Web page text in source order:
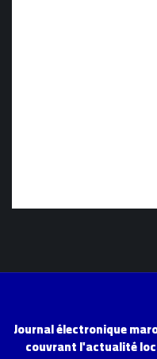
Journal électronique
couvrant l'actualité